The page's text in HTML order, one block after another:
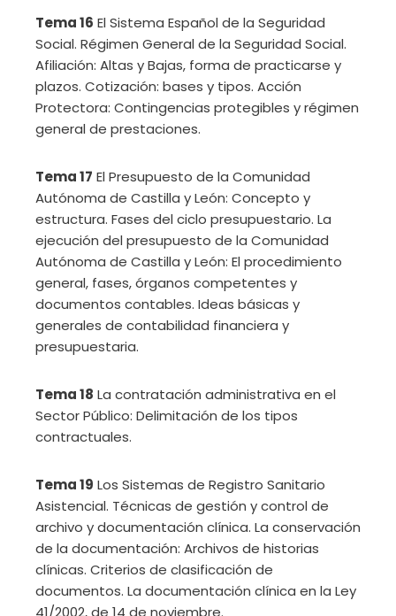
Tema 16 El Sistema Español de la Seguridad
Social. Régimen General de la Seguridad Social.
Afiliación: Altas y Bajas, forma de practicarse y
plazos. Cotización: bases y tipos. Acción
Protectora: Contingencias protegibles y régimen
general de prestaciones.
Tema 17 El Presupuesto de la Comunidad
Autónoma de Castilla y León: Concepto y
estructura. Fases del ciclo presupuestario. La
ejecución del presupuesto de la Comunidad
Autónoma de Castilla y León: El procedimiento
general, fases, órganos competentes y
documentos contables. Ideas básicas y
generales de contabilidad financiera y
presupuestaria.
Tema 18 La contratación administrativa en el
Sector Público: Delimitación de los tipos
contractuales.
Tema 19 Los Sistemas de Registro Sanitario
Asistencial. Técnicas de gestión y control de
archivo y documentación clínica. La conservación
de la documentación: Archivos de historias
clínicas. Criterios de clasificación de
documentos. La documentación clínica en la Ley